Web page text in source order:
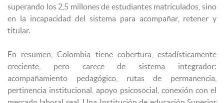
superando los 2,5 millones de estudiantes matriculados, sino
en la incapacidad del sistema para acompañar, retener y
titular.
En resumen, Colombia tiene cobertura, estadísticamente
creciente, pero carece de sistema integrador:
acompañamiento pedagógico, rutas de permanencia,
pertinencia institucional, apoyo psicosocial, conexión con el